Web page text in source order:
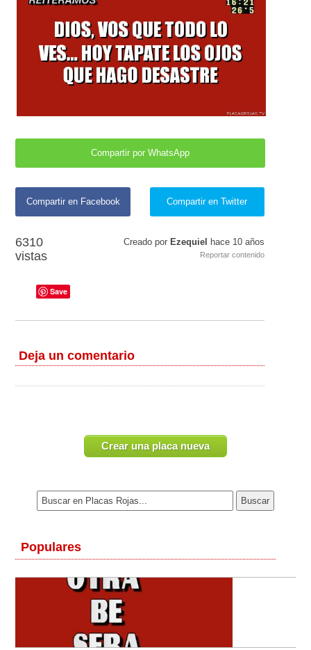
Compartir por WhatsApp
Compartir en Facebook Compartir en Twitter
6310
vistas
Creado por Ezequiel hace 10 años
Reportar contenido
Save
Deja un comentario
Crear una placa nueva
Populares